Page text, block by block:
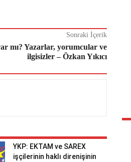
Sonraki İçerik
mı? Yazarlar, yorumcular ve
ilgisizler – Özkan Yıkıcı
YKP: EKTAM ve SAREX
işçilerinin haklı direnişinin